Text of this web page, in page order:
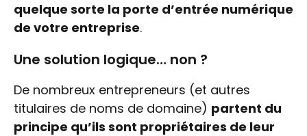
quelque sorte la porte d’entrée numérique
de votre entreprise.
Une solution logique… non ?
De nombreux entrepreneurs (et autres
titulaires de noms de domaine) partent du
principe qu’ils sont propriétaires de leur